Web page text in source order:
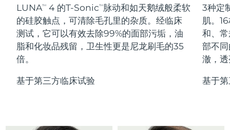
LUNATM 4 的T-SonicTM脉动和如天鹅绒般柔软
的硅胶触点，可清除毛孔里的杂质。经临床
测试，它可以有效去除99%的面部污垢，油
脂和化妆品残留，卫生性更是尼龙刷毛的35
倍。
基于第三方临床试验
3种定
肌。
和、
部不
澈，
基于
Travel-friendly IPL hair removal
PEACH™ Cooling Prep Gel
Firming body serum
Acne treatment device
ESPADA™ Blemish Solution
Rejuvenating eye massager
眼部护肤
KIWI™ derma
Diamond microdermabrasion .
Blackhead remover
LUNA™ 4 hair
2-in-1 LED scalp massager
LED light hairbrush
牙齿美白
NEW
issa™ Teeth Whitening Set
Dual LED + sonic device & 18% PAP gel
issa™ Teeth Whitening Gel
更多的
匈牙利 预计送达日期09/08/2026
冰岛 预计送达日期10/08/2026
印度尼西亚 07/08/2026
爱尔兰 09/08/2026